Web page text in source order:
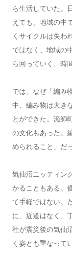
ら生活していた。
えても、地域の中
くサイクルは失わ
ではなく、地域の
ら回っていく、時
では、なぜ「編み
中、編み物は大き
とができた。漁師
の文化もあった。
められること」だ
気仙沼ニッティン
かることもある。
て手軽ではない。
に、近道はなく、
社が震災後の気仙
く姿とも重なって